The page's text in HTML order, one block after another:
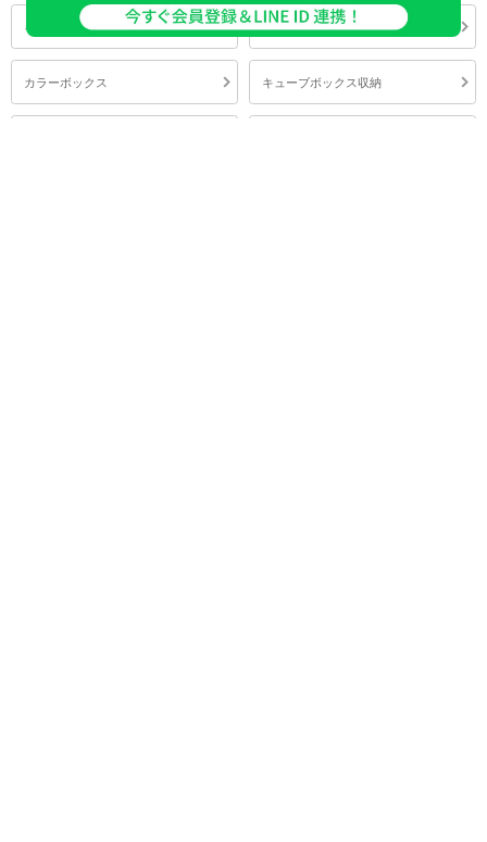
キッチン収納 本棚・ラック
カラーボックス キューブボックス収納